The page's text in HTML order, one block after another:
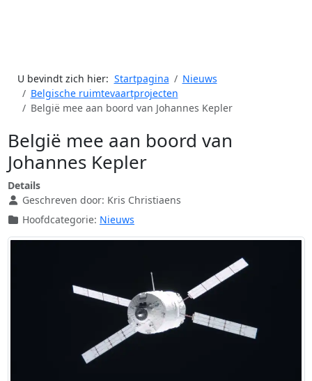
U bevindt zich hier: Startpagina
Nieuws
Belgische ruimtevaartprojecten
België mee aan boord van Johannes Kepler
België mee aan boord van
Johannes Kepler
Details
Geschreven door: Kris Christiaens
Hoofdcategorie: Nieuws